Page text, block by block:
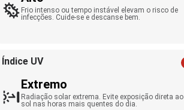
Frio intenso ou tempo instável elevam o risco de
infecções. Cuide-se e descanse bem.
Índice UV
Extremo
Radiação solar extrema. Evite exposição direta ao
sol nas horas mais quentes do dia.